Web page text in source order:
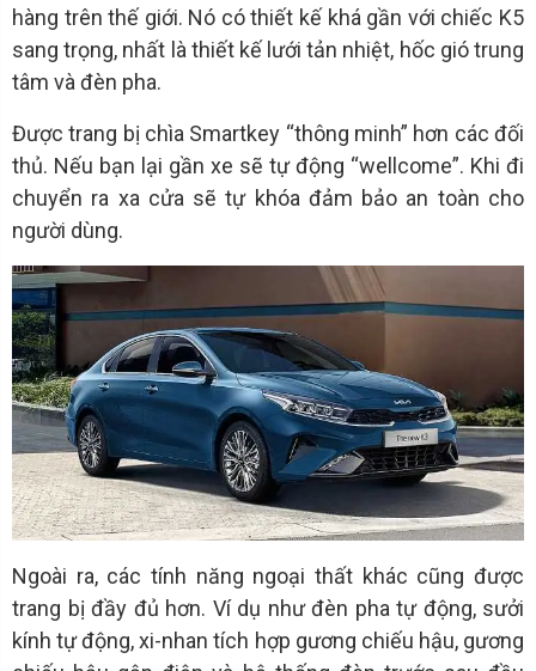
hàng trên thế giới. Nó có thiết kế khá gần với chiếc K5
sang trọng, nhất là thiết kế lưới tản nhiệt, hốc gió trung
tâm và đèn pha.
Được trang bị chìa Smartkey “thông minh” hơn các đối
thủ. Nếu bạn lại gần xe sẽ tự động “wellcome”. Khi đi
chuyển ra xa cửa sẽ tự khóa đảm bảo an toàn cho
người dùng.
Ngoài ra, các tính năng ngoại thất khác cũng được
trang bị đầy đủ hơn. Ví dụ như đèn pha tự động, sưởi
kính tự động, xi-nhan tích hợp gương chiếu hậu, gương